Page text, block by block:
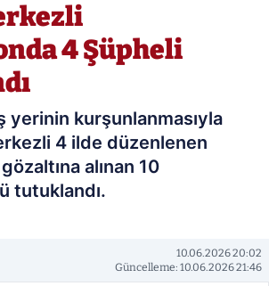
4 Şüpheli
yerinin kurşunlanmasıyla
4 ilde düzenlenen
alınan 10
tutuklandı.
10.06.2026 20:02
Güncelleme: 10.06.2026 21:46